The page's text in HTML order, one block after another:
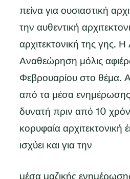
πείνα για ουσιαστική
την αυθεντική
αρχιτεκτονική της γης. Η
Αναθεώρηση μόλις
Φεβρουαρίου στο θέμα.
από τα μέσα
δυνατή πριν από 10
κορυφαία αρχιτεκτονική
ισχύει και για την
μέσα μαζικής